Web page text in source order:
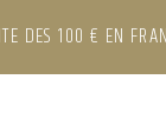
100 € EN